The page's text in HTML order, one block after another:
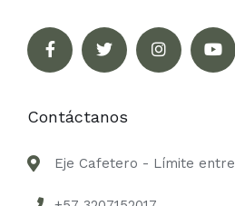
Contáctanos
Eje Cafetero - Límite